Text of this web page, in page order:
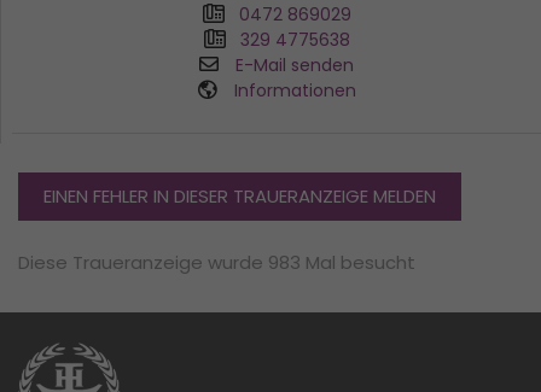
0472 869029
329 4775638
E-Mail senden
Informationen
EINEN FEHLER IN DIESER TRAUERANZEIGE MELDEN
Diese Traueranzeige wurde 983 Mal besucht